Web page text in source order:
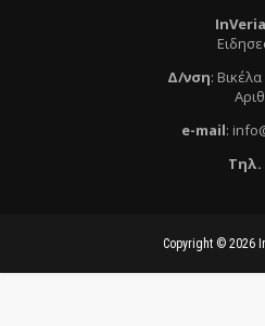
Δ/νση:
e-mail:
Τηλ.
Copyright © 2026